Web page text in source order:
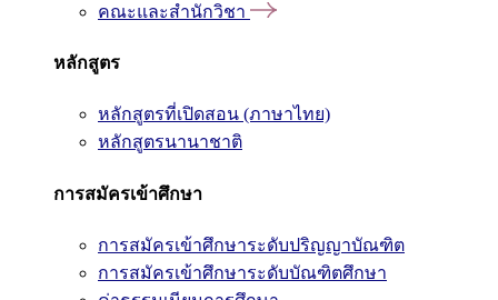
คณะและสำนักวิชา
หลักสูตร
หลักสูตรที่เปิดสอน (ภาษาไทย)
หลักสูตรนานาชาติ
การสมัครเข้าศึกษา
การสมัครเข้าศึกษาระดับปริญญาบัณฑิต
การสมัครเข้าศึกษาระดับบัณฑิตศึกษา